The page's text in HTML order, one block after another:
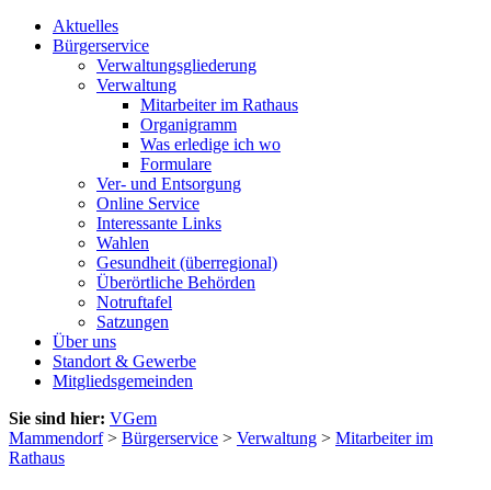
Aktuelles
Bürgerservice
Verwaltungsgliederung
Verwaltung
Mitarbeiter im Rathaus
Organigramm
Was erledige ich wo
Formulare
Ver- und Entsorgung
Online Service
Interessante Links
Wahlen
Gesundheit (überregional)
Überörtliche Behörden
Notruftafel
Satzungen
Über uns
Standort & Gewerbe
Mitgliedsgemeinden
Sie sind hier: VGem
Mammendorf> Bürgerservice > Verwaltung > Mitarbeiter im
Rathaus